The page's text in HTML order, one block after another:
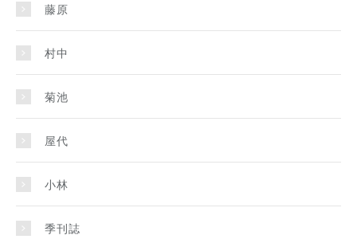
藤原
村中
菊池
屋代
小林
季刊誌